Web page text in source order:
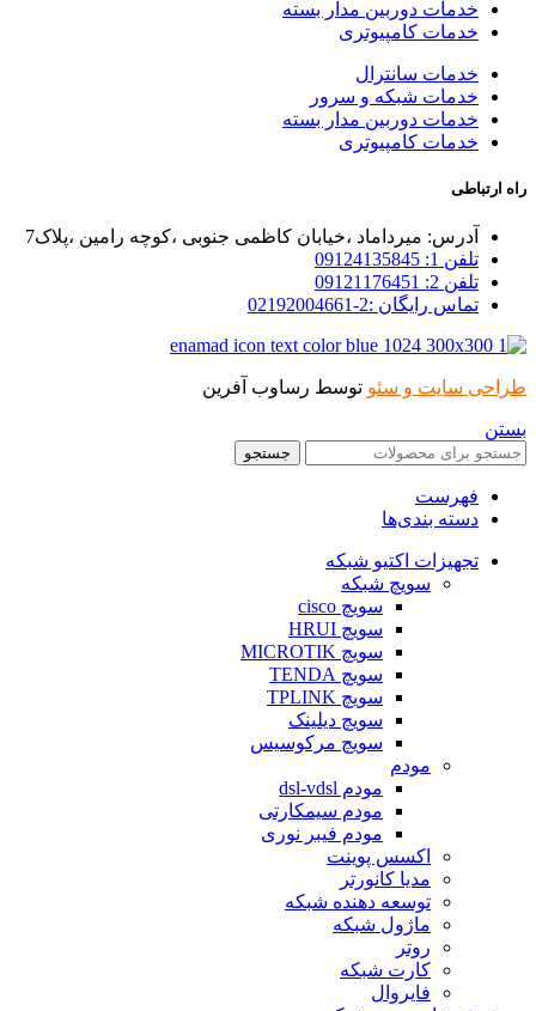
خدمات دوربین مدار بسته
خدمات کامپیوتری
خدمات سانترال
خدمات شبکه و سرور
خدمات دوربین مدار بسته
خدمات کامپیوتری
راه ارتباطی
آدرس: میرداماد ،خیابان کاظمی جنوبی ،کوچه رامین ،پلاک7
تلفن 1: 09124135845
تلفن 2: 09121176451
تماس رایگان :2-02192004661
طراحی سایت و سئو توسط رساوب آفرین
بستن
جستجو
فهرست
دسته بندی‌ها
تجهیزات اکتیو شبکه
سویچ شبکه
سویچ cisco
سویچ HRUI
سویچ MICROTIK
سویچ TENDA
سویچ TPLINK
سویچ دیلینک
سویچ مرکوسیس
مودم
مودم dsl-vdsl
مودم سیمکارتی
مودم فیبر نوری
اکسس پوینت
مدیا کانورتر
توسعه دهنده شبکه
ماژول شبکه
روتر
کارت شبکه
فایروال